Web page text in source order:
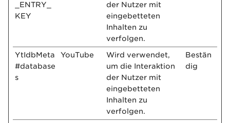
_ENTRY_
KEY
der Nutzer mit
eingebetteten
Inhalten zu
verfolgen.
YtIdbMeta
#database
s
YouTube
Wird verwendet,
um die Interaktion
der Nutzer mit
eingebetteten
Inhalten zu
verfolgen.
Bestän
dig